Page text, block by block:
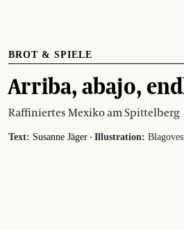
BROT & SPIELE
Arriba, abajo,
Raffiniertes Mexiko am Spittelberg
Text: Susanne Jäger · Illustration: